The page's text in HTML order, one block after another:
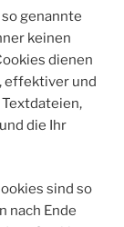
genannte
keinen
dienen
effektiver und
die Ihr
sind so
nach Ende